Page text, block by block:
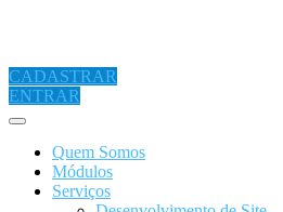
CADASTRAR
ENTRAR
Quem Somos
Módulos
Serviços